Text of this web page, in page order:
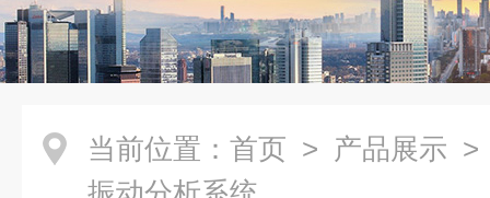
当前位置： 首页 > 产品展示 >